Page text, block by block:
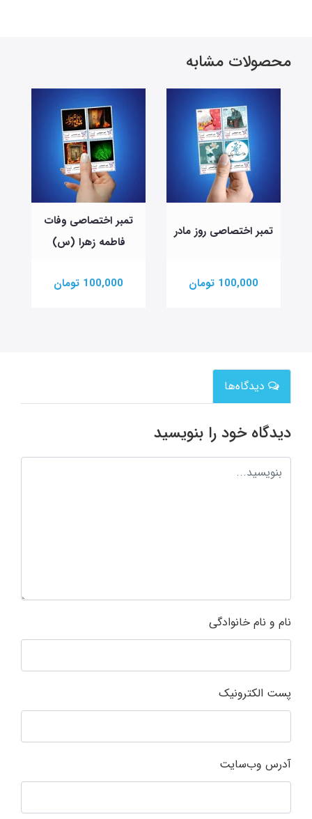
محصولات مشابه
تمبر اختصاصی روز مادر
100,000 تومان
تمبر اختصاصی وفات
فاطمه زهرا (س)
100,000 تومان
دیدگاه‌ها
دیدگاه خود را بنویسید
نام و نام خانوادگی
پست الکترونیک
آدرس وب‌سایت